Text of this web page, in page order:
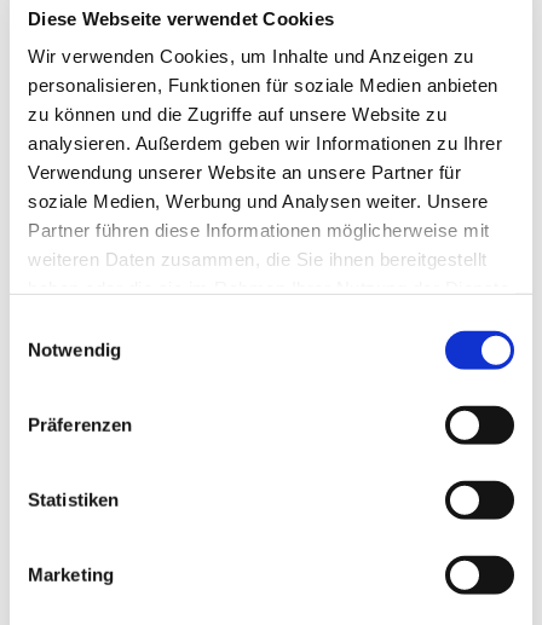
Diese Webseite verwendet Cookies
Wir verwenden Cookies, um Inhalte und Anzeigen zu
personalisieren, Funktionen für soziale Medien anbieten
zu können und die Zugriffe auf unsere Website zu
analysieren. Außerdem geben wir Informationen zu Ihrer
Verwendung unserer Website an unsere Partner für
soziale Medien, Werbung und Analysen weiter. Unsere
Partner führen diese Informationen möglicherweise mit
weiteren Daten zusammen, die Sie ihnen bereitgestellt
Notwendig
Präferenzen
Statistiken
Marketing